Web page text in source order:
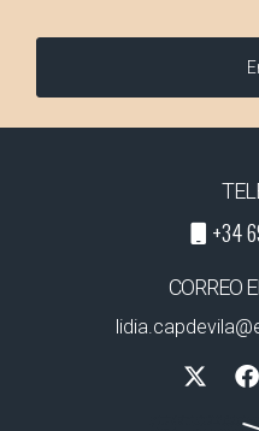
+34
CORREO